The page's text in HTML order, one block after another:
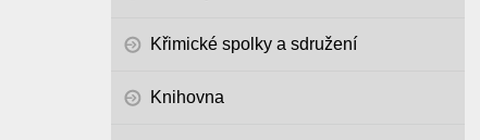
Křimické spolky a sdružení
Knihovna